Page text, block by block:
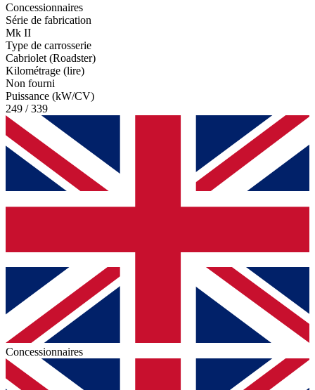
Concessionnaires
Série de fabrication
Mk II
Type de carrosserie
Cabriolet (Roadster)
Kilométrage (lire)
Non fourni
Puissance (kW/CV)
249 / 339
Concessionnaires